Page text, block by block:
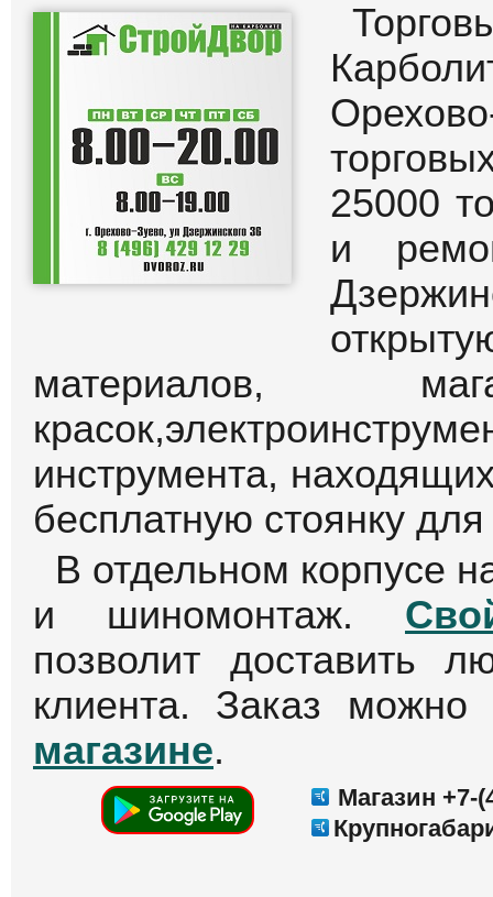
25000
и
материалов,
инструмента,
бесплатную стоянку
В отдельном корпусе
и шиномонтаж.
позволит доставить
клиента. Заказ
магазине.
Магазин +7-